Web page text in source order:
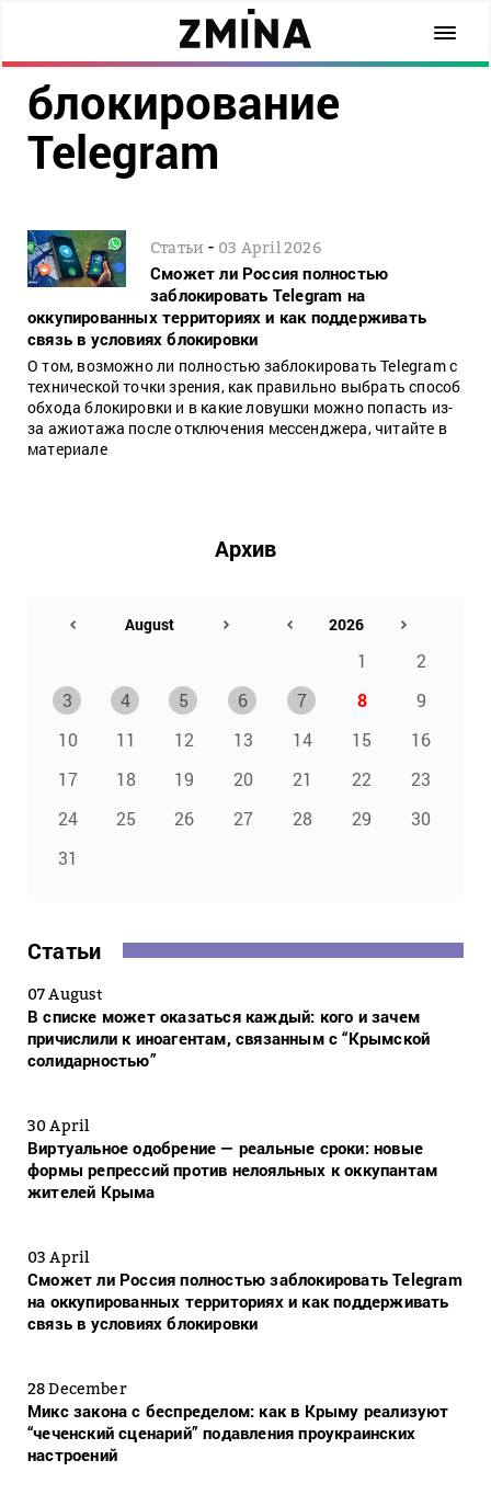
блокирование
Telegram
Статьи - 03 April 2026
Сможет ли Россия полностью
заблокировать Telegram на
оккупированных территориях и как поддерживать
связь в условиях блокировки
О том, возможно ли полностью заблокировать Telegram с
технической точки зрения, как правильно выбрать способ
обхода блокировки и в какие ловушки можно попасть из-
за ажиотажа после отключения мессенджера, читайте в
материале
Архив
1
2
3
4 5 6 7 8
9
10
11 12 13 14 15
16
17
18 19 20 21 22
23
24
25 26 27 28 29
30
31
Статьи
07 August
В списке может оказаться каждый: кого и зачем
причислили к иноагентам, связанным с “Крымской
солидарностью”
30 April
Виртуальное одобрение — реальные сроки: новые
формы репрессий против нелояльных к оккупантам
жителей Крыма
03 April
Сможет ли Россия полностью заблокировать Telegram
на оккупированных территориях и как поддерживать
связь в условиях блокировки
28 December
Микс закона с беспределом: как в Крыму реализуют
“чеченский сценарий” подавления проукраинских
настроений